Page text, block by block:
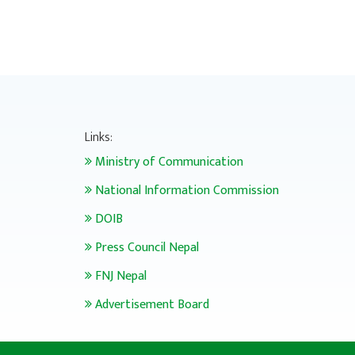
Links:
Ministry of Communication
National Information Commission
DOIB
Press Council Nepal
FNJ Nepal
Advertisement Board